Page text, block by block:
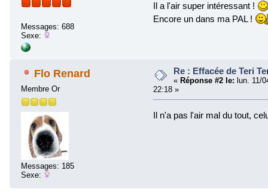
Messages: 688
Sexe:
Il a l'air super intéressant !
Encore un dans ma PAL !
Flo Renard
Membre Or
Messages: 185
Sexe:
Re : Effacée de Teri
« Réponse #2 le: lun. 11/
22:18 »
Il n'a pas l'air mal du tout,